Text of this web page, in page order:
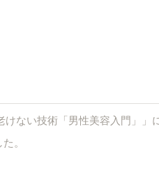
けない技術「男性美容入門」
。